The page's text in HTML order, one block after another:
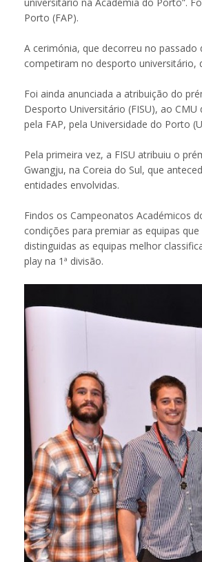
Porto (FAP).
A cerimónia, que decorreu no
competiram no desporto universitário,
Foi ainda anunciada a atribuição do
Desporto Universitário (FISU), ao
pela FAP, pela Universidade do Porto
Pela primeira vez, a FISU atribuiu o
Gwangju, na Coreia do Sul, que
entidades envolvidas.
Findos os Campeonatos Académicos
condições para premiar as equipas
distinguidas as equipas melhor
play na 1ª divisão.